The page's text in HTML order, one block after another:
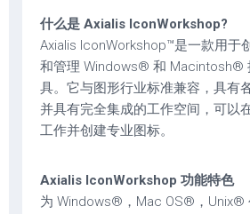
什么是 Axialis IconWorkshop?
Axialis IconWorkshop™是一款用于
和管理 Windows® 和 Macintosh®
具。它与图形行业标准兼容，具有
并具有完全集成的工作空间，可以
工作并创建专业图标。
Axialis IconWorkshop 功能特色
为 Windows®，Mac OS®，Unix®